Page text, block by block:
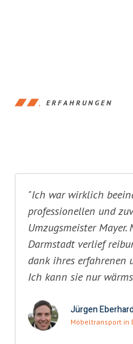
ERFAHRUNGEN
"Ich war wirklich
professionellen und
Umzugsmeister
Darmstadt verlief
dank ihres erfahrenen
Ich kann sie nur
Jürgen
Möbeltransport in